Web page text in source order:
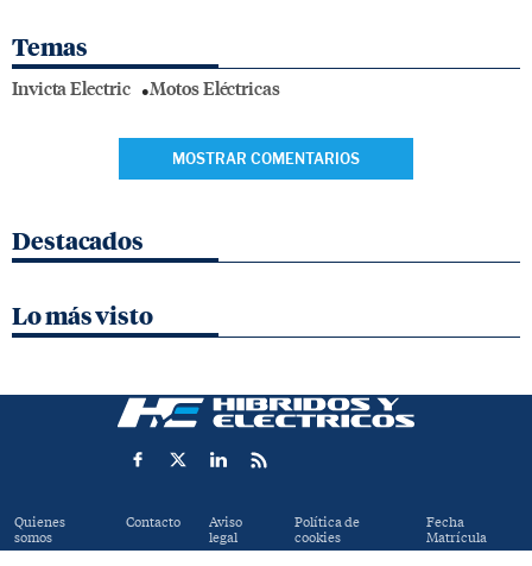
Temas
Invicta Electric Motos Eléctricas
MOSTRAR COMENTARIOS
Destacados
Lo más visto
Quienes
somos
Contacto Aviso
legal
Política de
cookies
Fecha
Matrícula